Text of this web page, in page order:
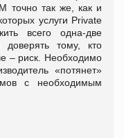
точно так же, как и
услуги Private
всего одна-две
тому, кто
– риск. Необходимо
«потянет»
с необходимым